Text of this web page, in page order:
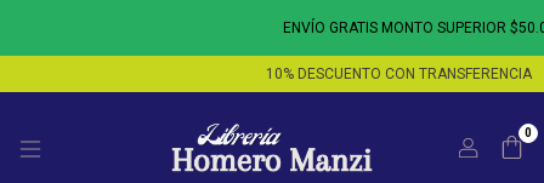
ENVÍO GRATIS MONTO SUPERIOR $50.000 - 3
10% DESCUENTO CON TRANSFERENCIA 10%
0